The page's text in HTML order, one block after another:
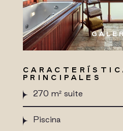
PRINCIPALES
270 m² suite
Piscina